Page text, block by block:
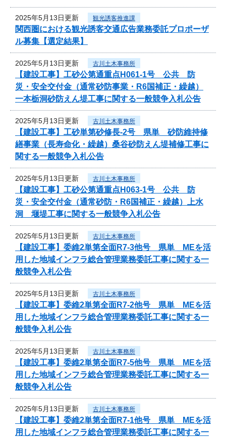
2025年5月13日更新 観光誘客推進課
関西圏における観光誘客交通広告業務委託プロポーザ
ル募集【選定結果】
2025年5月13日更新 古川土木事務所
【建設工事】工砂公第通重点H061-1号 公共 防
災・安全交付金（通常砂防事業・R6国補正・繰越）
一本栃洞砂防えん堤工事に関する一般競争入札公告
2025年5月13日更新 古川土木事務所
【建設工事】工砂単第砂修長‐2号 県単 砂防維持修
繕事業（長寿命化・繰越）桑谷砂防えん堤補修工事に
関する一般競争入札公告
2025年5月13日更新 古川土木事務所
【建設工事】工砂公第通重点H063-1号 公共 防
災・安全交付金（通常砂防・R6国補正・繰越）上水
洞 堰堤工事に関する一般競争入札公告
2025年5月13日更新 古川土木事務所
【建設工事】委維2単第全面R7-3他号 県単 MEを活
用した地域インフラ総合管理業務委託工事に関する一
般競争入札公告
2025年5月13日更新 古川土木事務所
【建設工事】委維2単第全面R7-2他号 県単 MEを活
用した地域インフラ総合管理業務委託工事に関する一
般競争入札公告
2025年5月13日更新 古川土木事務所
【建設工事】委維2単第全面R7-5他号 県単 MEを活
用した地域インフラ総合管理業務委託工事に関する一
般競争入札公告
2025年5月13日更新 古川土木事務所
【建設工事】委維2単第全面R7-1他号 県単 MEを活
用した地域インフラ総合管理業務委託工事に関する一